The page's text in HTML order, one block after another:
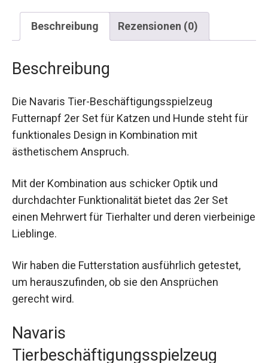
Beschreibung Rezensionen (0)
Beschreibung
Die Navaris Tier-Beschäftigungsspielzeug
Futternapf 2er Set für Katzen und Hunde steht für
funktionales Design in Kombination mit
ästhetischem Anspruch.
Mit der Kombination aus schicker Optik und
durchdachter Funktionalität bietet das 2er Set
einen Mehrwert für Tierhalter und deren vierbeinige
Lieblinge.
Wir haben die Futterstation ausführlich getestet,
um herauszufinden, ob sie den Ansprüchen
gerecht wird.
Navaris
Tierbeschäftigungsspielzeug